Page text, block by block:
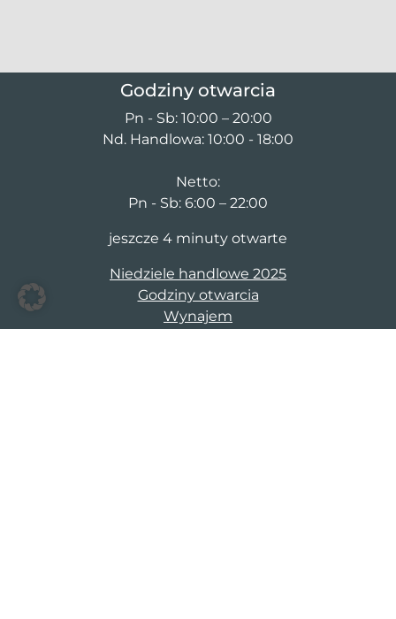
Godziny otwarcia
Pn - Sb: 10:00 – 20:00
Nd. Handlowa: 10:00 - 18:00
Netto:
Pn - Sb: 6:00 – 22:00
jeszcze 4 minuty otwarte
Niedziele handlowe 2025
Godziny otwarcia
Wynajem